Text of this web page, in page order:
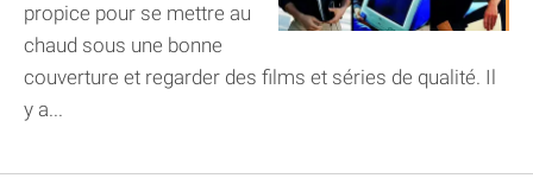
propice pour se mettre au
chaud sous une bonne
couverture et regarder des films et séries de qualité. Il
y a...